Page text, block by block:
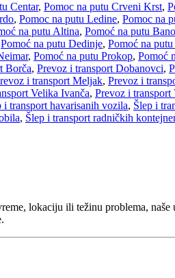
Centar, Pomoc na putu Crveni Krst,
, Pomoc na putu Ledine, Pomoc na
na putu Altina, Pomoć na putu
Pomoć na putu Dedinje, Pomoć na
, Pomoć na putu Prokop, Pomoć
Borča, Prevoz i transport Dobanovci,
i transport Meljak, Prevoz i
Velika Ivanča, Prevoz i
i transport havarisanih vozila, Šlep i
, Šlep i transport radničkih
lokaciju ili težinu problema, naše